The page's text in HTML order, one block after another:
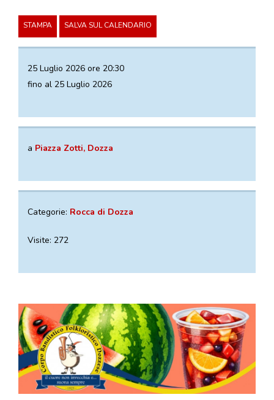
BOOKSHOP
ARCHIVIO EVENTI
INFORMAZIONE
UFFICIO TURISTICO DI DOZZA
DOVE MANGIARE
EVENTI
ITINERARI
MURO
DIPINTO
FANTASTIKA
STAMPA SALVA SUL CALENDARIO
25 Luglio 2026 ore 20:30
fino al 25 Luglio 2026
a Piazza Zotti, Dozza
Categorie: Rocca di Dozza
Visite: 272